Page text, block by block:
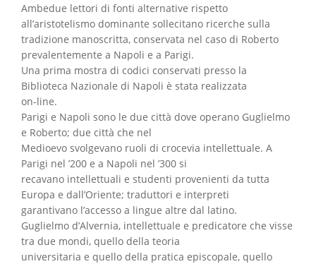
Ambedue lettori di fonti alternative rispetto
all’aristotelismo dominante sollecitano ricerche sulla
tradizione manoscritta, conservata nel caso di Roberto
prevalentemente a Napoli e a Parigi.
Una prima mostra di codici conservati presso la
Biblioteca Nazionale di Napoli è stata realizzata
on-line.
Parigi e Napoli sono le due città dove operano Guglielmo
e Roberto; due città che nel
Medioevo svolgevano ruoli di crocevia intellettuale. A
Parigi nel ’200 e a Napoli nel ’300 si
recavano intellettuali e studenti provenienti da tutta
Europa e dall’Oriente; traduttori e interpreti
garantivano l’accesso a lingue altre dal latino.
Guglielmo d’Alvernia, intellettuale e predicatore che visse
tra due mondi, quello della teoria
universitaria e quello della pratica episcopale, quello